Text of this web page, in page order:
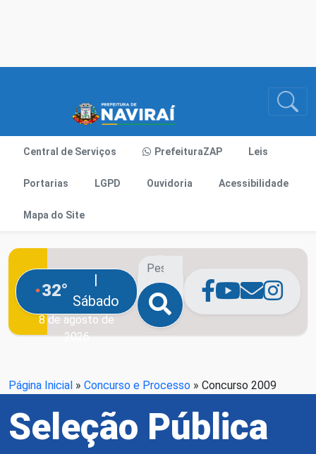
Central de Serviços PrefeituraZAP Leis
Portarias LGPD Ouvidoria Acessibilidade
Mapa do Site
32°
|
Sábado
8 de agosto de
2026
Página Inicial » Concurso e Processo » Concurso 2009
Seleção Pública